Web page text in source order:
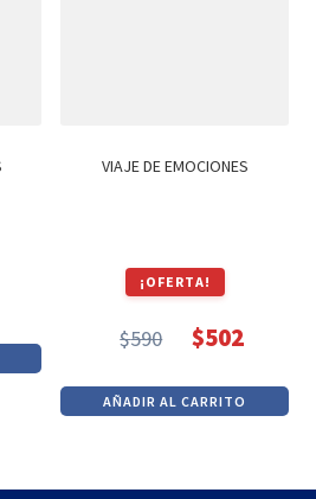
VIAJE DE EMOCIONES
¡OFERTA!
$590
precio
original
$502
precio
actual
AÑADIR AL CARRITO